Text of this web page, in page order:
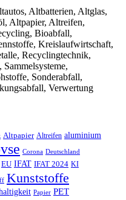
Altbatterien, Altglas,
Altpapier, Altreifen,
Bioabfall,
Kreislaufwirtschaft,
Recyclingtechnik,
Sonderabfall,
Verwertung
Altpapier Altreifen aluminium
Corona Deutschland
EU IFAT IFAT 2024 KI
Kunststoffe
Papier PET